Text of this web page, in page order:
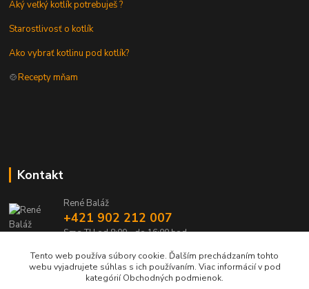
Aký veľký kotlík potrebuješ ?
Starostlivosť o kotlík
Ako vybrať kotlinu pod kotlík?
🍲Recepty mňam
Kontakt
René Baláž
+421 902 212 007
Sme TU od 8:00 - do 16:00 hod
info@kotlik.sk
Tento web používa súbory cookie. Ďalším prechádzaním tohto
webu vyjadrujete súhlas s ich používaním. Viac informácií v pod
kategórií Obchodných podmienok.